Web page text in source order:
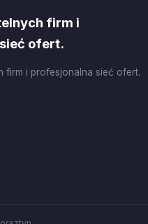
firm i
ofert.
firm i profesjonalna sieć ofert.